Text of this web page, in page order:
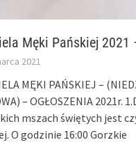
Męki Pańskiej 2021
2021
MĘKI PAŃSKIEJ –
– OGŁOSZENIA 2021r.
mszach świętych jest
O godzinie 16:00 Gorzkie